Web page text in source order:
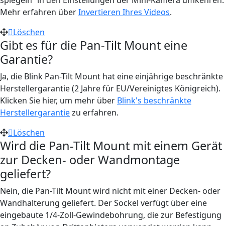
Mehr erfahren überInvertieren Ihres Videos.
Löschen
Gibt es für die Pan-Tilt Mount eine
Garantie?
Ja, die Blink Pan-Tilt Mount hat eine einjährige beschränkte
Herstellergarantie (2 Jahre für EU/Vereinigtes Königreich).
Klicken Sie hier, um mehr über Blink's beschränkte
Herstellergarantiezu erfahren.
Löschen
Wird die Pan-Tilt Mount mit einem Gerät
zur Decken- oder Wandmontage
geliefert?
Nein, die Pan-Tilt Mount wird nicht mit einer Decken- oder
Wandhalterung geliefert. Der Sockel verfügt über eine
eingebaute 1/4-Zoll-Gewindebohrung, die zur Befestigung